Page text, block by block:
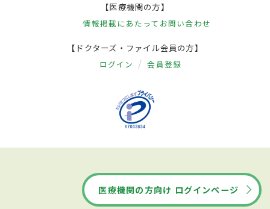
【医療機関の方】
情報掲載にあたって お問い合わせ
【ドクターズ・ファイル会員の方】
ログイン 会員登録
医療機関の方向け ログインページ